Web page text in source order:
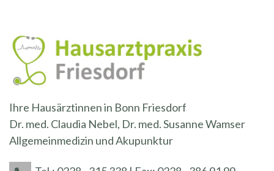
Ihre Hausärztinnen in Bonn Friesdorf
Dr. med. Claudia Nebel, Dr. med. Susanne Wamser
Allgemeinmedizin und Akupunktur